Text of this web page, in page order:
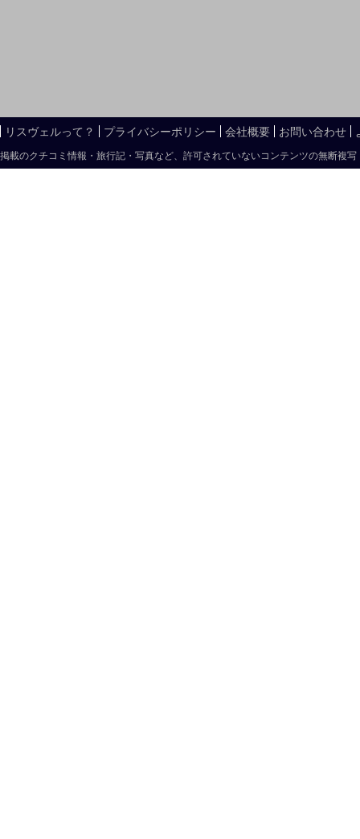
リスヴェルって？ プライバシーポリシー 会社概要 お問い合わせ
掲載のクチコミ情報・旅行記・写真など、許可されていないコンテンツの無断複